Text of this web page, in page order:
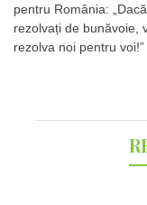
pentru România:
rezolvați de bunăvoie,
rezolva noi pentru voi!”